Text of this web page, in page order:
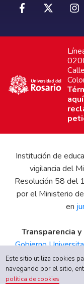
Institución de
vigilancia del
Resolución 58 del
por el Ministerio
en
Transparencia
Gobierno
|Informe de
Tributario|
Este sitio utiliza cookies
navegando por el sitio,
política de cookies